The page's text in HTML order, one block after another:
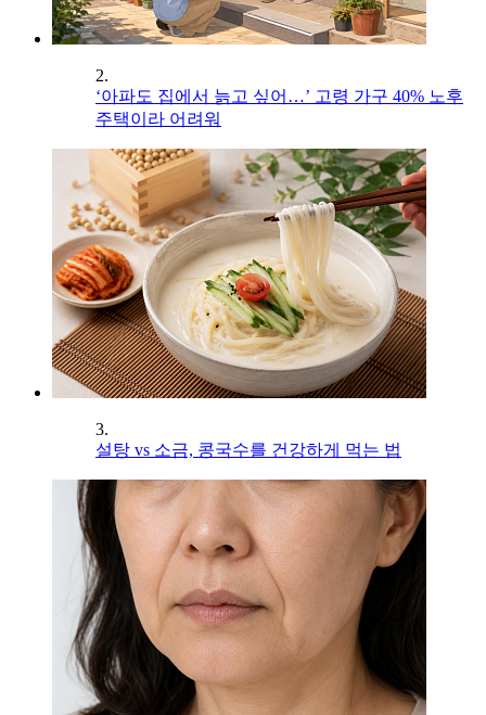
2.
‘아파도 집에서 늙고 싶어…’ 고령 가구 40% 노후
주택이라 어려워
3.
설탕 vs 소금, 콩국수를 건강하게 먹는 법